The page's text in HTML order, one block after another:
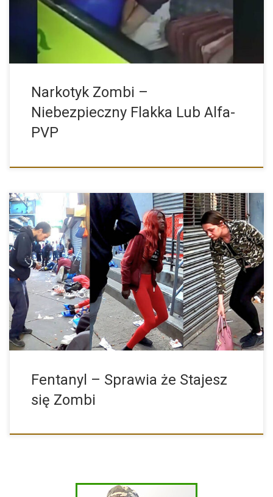
Narkotyk Zombi –
Niebezpieczny Flakka Lub Alfa-
PVP
Fentanyl jest uważany za najbardziej śmiercionośne zagrożenie
narkotykowe, przed jakim miała okazję stanąć Ameryka. W ciągu
12 miesięcy do sierpnia […]
Fentanyl – Sprawia że Stajesz
się Zombi